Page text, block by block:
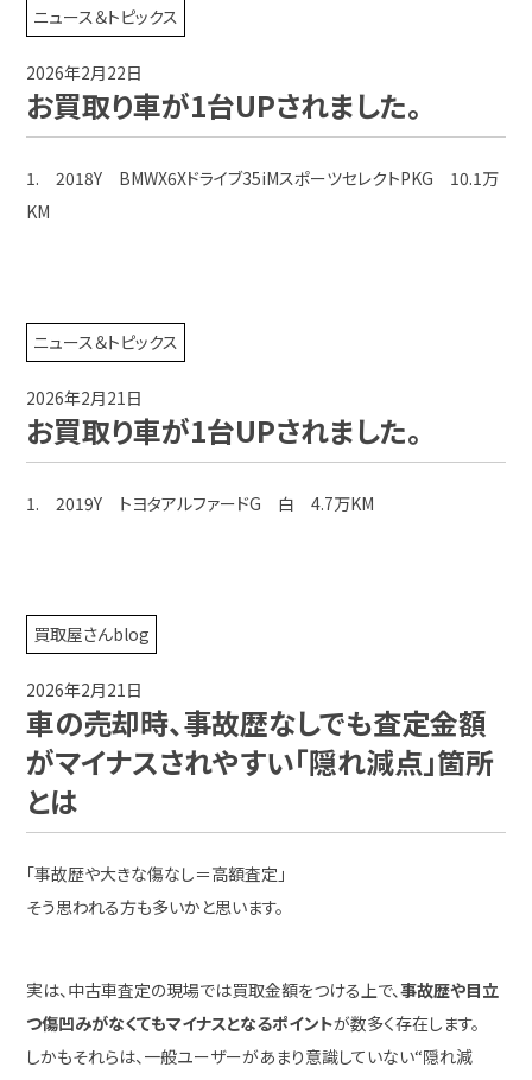
ニュース＆トピックス
2026年2月22日
お買取り車が1台UPされました。
1. 2018Y BMWX6Xドライブ35iMスポーツセレクトPKG 10.1万
KM
ニュース＆トピックス
2026年2月21日
お買取り車が1台UPされました。
1. 2019Y トヨタアルファードG 白 4.7万KM
買取屋さんblog
2026年2月21日
車の売却時、事故歴なしでも査定金額
がマイナスされやすい「隠れ減点」箇所
とは
「事故歴や大きな傷なし＝高額査定」
そう思われる方も多いかと思います。
実は、中古車査定の現場では買取金額をつける上で、事故歴や目立
つ傷凹みがなくてもマイナスとなるポイントが数多く存在します。
しかもそれらは、一般ユーザーがあまり意識していない“隠れ減